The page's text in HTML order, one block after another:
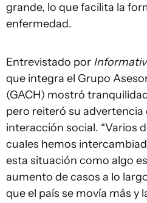
grande, lo que facilita la
enfermedad.
Entrevistado por
que integra el Grupo
(GACH) mostró
pero reiteró su advertencia
interacción social. “Varios
cuales hemos
esta situación como algo
aumento de casos a lo
que el país se movía más y